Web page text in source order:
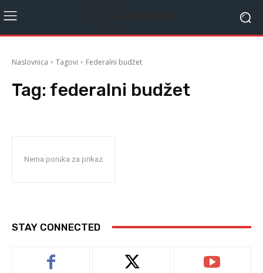
Naslovnica Tagovi Federalni budžet
Tag: federalni budžet
Nema poruka za prikaz
STAY CONNECTED